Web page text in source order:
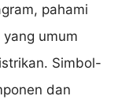
pahami
umum
Simbol-
dan